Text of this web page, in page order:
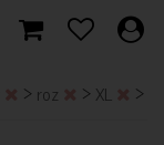
> roz > XL >